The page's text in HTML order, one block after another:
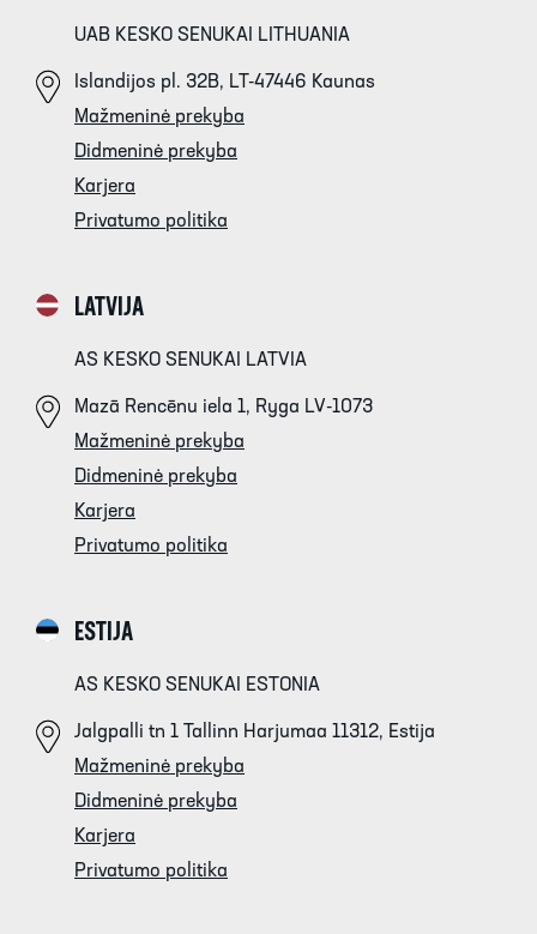
UAB KESKO SENUKAI LITHUANIA
Islandijos pl. 32B, LT-47446 Kaunas
Mažmeninė prekyba
Didmeninė prekyba
Karjera
Privatumo politika
LATVIJA
AS KESKO SENUKAI LATVIA
Mazā Rencēnu iela 1, Ryga LV-1073
Mažmeninė prekyba
Didmeninė prekyba
Karjera
Privatumo politika
ESTIJA
AS KESKO SENUKAI ESTONIA
Jalgpalli tn 1 Tallinn Harjumaa 11312, Estija
Mažmeninė prekyba
Didmeninė prekyba
Karjera
Privatumo politika